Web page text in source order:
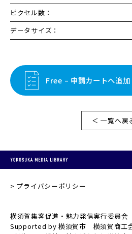
ピクセル数：
データサイズ：
Free – 申請カートへ追加
＜ 一覧へ戻
プライバシーポリシー
横須賀集客促進・魅力発信実行委員会
Supported by 横須賀市 横須賀商工